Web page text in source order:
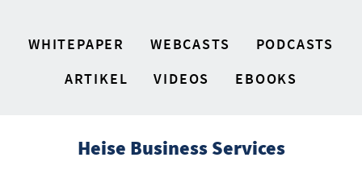
WHITEPAPER WEBCASTS
PODCASTS
ARTIKEL
VIDEOS EBOOKS
Heise Business Services